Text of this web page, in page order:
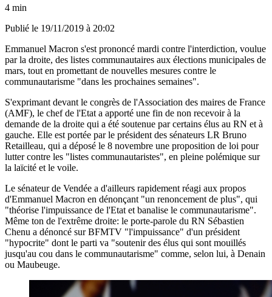
4 min
Publié le 19/11/2019 à 20:02
Emmanuel Macron s'est prononcé mardi contre l'interdiction, voulue
par la droite, des listes communautaires aux élections municipales de
mars, tout en promettant de nouvelles mesures contre le
communautarisme "dans les prochaines semaines".
S'exprimant devant le congrès de l'Association des maires de France
(AMF), le chef de l'Etat a apporté une fin de non recevoir à la
demande de la droite qui a été soutenue par certains élus au RN et à
gauche. Elle est portée par le président des sénateurs LR Bruno
Retailleau, qui a déposé le 8 novembre une proposition de loi pour
lutter contre les "listes communautaristes", en pleine polémique sur
la laïcité et le voile.
Le sénateur de Vendée a d'ailleurs rapidement réagi aux propos
d'Emmanuel Macron en dénonçant "un renoncement de plus", qui
"théorise l'impuissance de l'Etat et banalise le communautarisme".
Même ton de l'extrême droite: le porte-parole du RN Sébastien
Chenu a dénoncé sur BFMTV "l'impuissance" d'un président
"hypocrite" dont le parti va "soutenir des élus qui sont mouillés
jusqu'au cou dans le communautarisme" comme, selon lui, à Denain
ou Maubeuge.